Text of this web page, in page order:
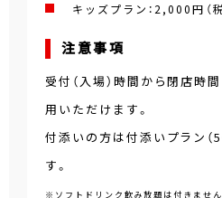
キッズプラン：2,000円（税
注意事項
受付（入場）時間から閉店時
用いただけます。
付添いの方は付添いプラン（
す。
※ソフトドリンク飲み放題は付きません